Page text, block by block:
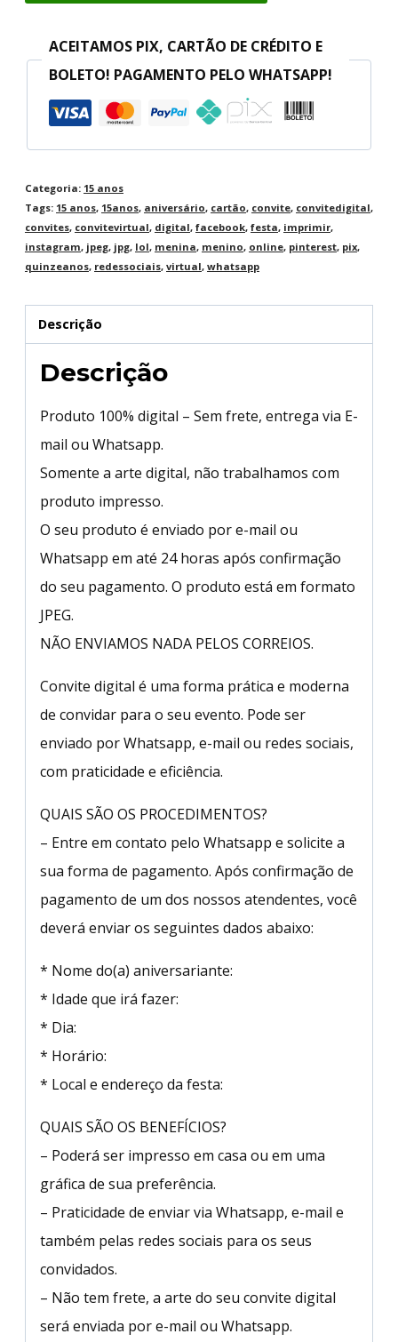
ACEITAMOS PIX, CARTÃO DE CRÉDITO E
BOLETO! PAGAMENTO PELO WHATSAPP!
Categoria: 15 anos
Tags: 15 anos, 15anos, aniversário, cartão, convite, convitedigital,
convites, convitevirtual, digital, facebook, festa, imprimir,
instagram, jpeg, jpg, lol, menina, menino, online, pinterest, pix,
quinzeanos, redessociais, virtual, whatsapp
Descrição
Descrição
Produto 100% digital – Sem frete, entrega via E-
mail ou Whatsapp.
Somente a arte digital, não trabalhamos com
produto impresso.
O seu produto é enviado por e-mail ou
Whatsapp em até 24 horas após confirmação
do seu pagamento. O produto está em formato
JPEG.
NÃO ENVIAMOS NADA PELOS CORREIOS.
Convite digital é uma forma prática e moderna
de convidar para o seu evento. Pode ser
enviado por Whatsapp, e-mail ou redes sociais,
com praticidade e eficiência.
QUAIS SÃO OS PROCEDIMENTOS?
– Entre em contato pelo Whatsapp e solicite a
sua forma de pagamento. Após confirmação de
pagamento de um dos nossos atendentes, você
deverá enviar os seguintes dados abaixo:
* Nome do(a) aniversariante:
* Idade que irá fazer:
* Dia:
* Horário:
* Local e endereço da festa:
QUAIS SÃO OS BENEFÍCIOS?
– Poderá ser impresso em casa ou em uma
gráfica de sua preferência.
– Praticidade de enviar via Whatsapp, e-mail e
também pelas redes sociais para os seus
convidados.
– Não tem frete, a arte do seu convite digital
será enviada por e-mail ou Whatsapp.